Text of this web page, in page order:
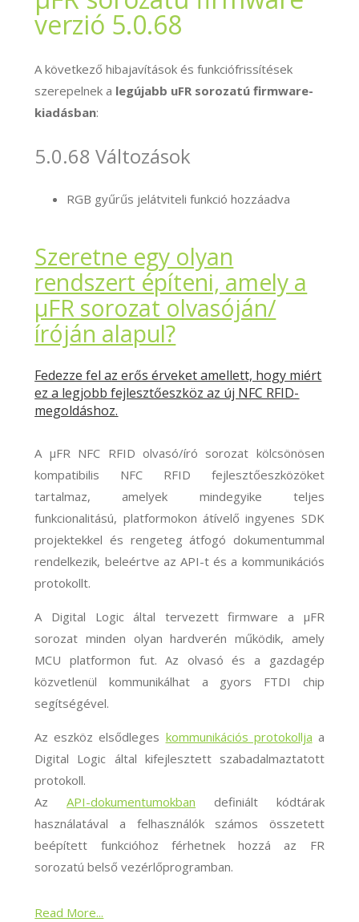
verzió 5.0.68
A következő hibajavítások és funkciófrissítések
szerepelnek a legújabb uFR sorozatú firmware-
kiadásban:
5.0.68 Változások
RGB gyűrűs jelátviteli funkció hozzáadva
Szeretne egy olyan
rendszert építeni, amely a
μFR sorozat olvasóján/
íróján alapul?
Fedezze fel az erős érveket amellett, hogy miért
ez a legjobb fejlesztőeszköz az új NFC RFID-
megoldáshoz.
A μFR NFC RFID olvasó/író sorozat kölcsönösen
kompatibilis NFC RFID fejlesztőeszközöket
tartalmaz, amelyek mindegyike teljes
funkcionalitású, platformokon átívelő ingyenes SDK
projektekkel és rengeteg átfogó dokumentummal
rendelkezik, beleértve az API-t és a kommunikációs
protokollt.
A Digital Logic által tervezett firmware a μFR
sorozat minden olyan hardverén működik, amely
MCU platformon fut. Az olvasó és a gazdagép
közvetlenül kommunikálhat a gyors FTDI chip
segítségével.
Az eszköz elsődleges kommunikációs protokollja a
Digital Logic által kifejlesztett szabadalmaztatott
protokoll.
AzAPI-dokumentumokban definiált kódtárak
használatával a felhasználók számos összetett
beépített funkcióhoz férhetnek hozzá az FR
sorozatú belső vezérlőprogramban.
Read More...